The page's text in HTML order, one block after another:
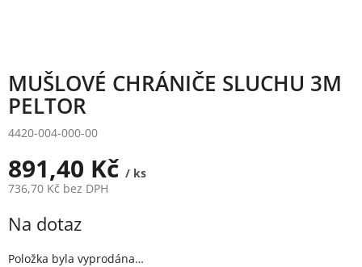
MUŠLOVÉ CHRÁNIČE SLUCHU 3M
PELTOR
4420-004-000-00
891,40 Kč / ks
736,70 Kč bez DPH
cena:
Na dotaz
Položka byla vyprodána…